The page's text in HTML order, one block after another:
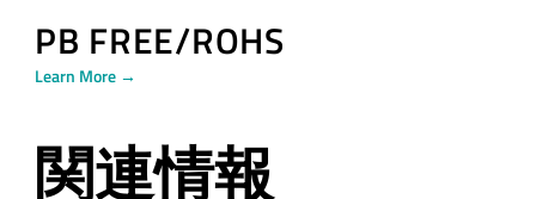
PB FREE/ROHS
Learn More →
関連情報